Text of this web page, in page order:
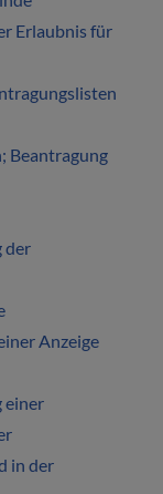
Erlaubnis für
Beantragung
der
Anzeige
einer
in der